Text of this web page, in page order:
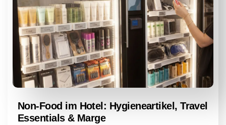
Non-Food im Hotel: Hygieneartikel, Travel
Essentials & Marge